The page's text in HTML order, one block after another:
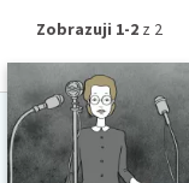
Zobrazuji 1-2z 2